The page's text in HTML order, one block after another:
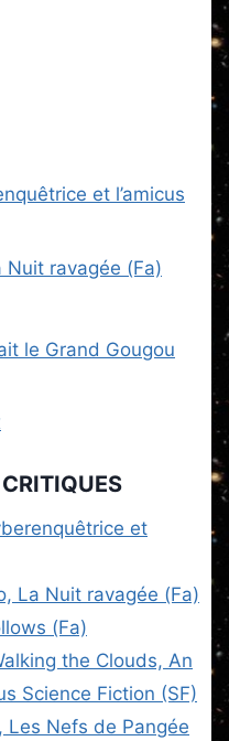
et l’amicus
ravagée (Fa)
le Grand Gougou
et
La Nuit ravagée (Fa)
(Fa)
the Clouds, An
Science Fiction (SF)
Les Nefs de Pangée